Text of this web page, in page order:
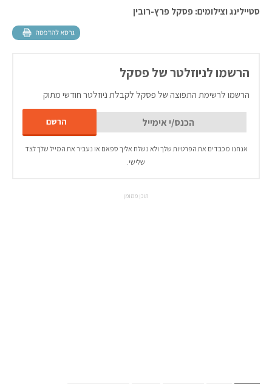
סטיילינג וצילומים: פסקל פרץ-רובין
הרשמו לניוזלטר של פסקל
הרשמו לרשימת התפוצה של פסקל לקבלת ניוזלטר חודשי מתוק
אנחנו מכבדים את הפרטיות שלך ולא נשלח אליך ספאם או נעביר את המייל שלך לצד
שלישי.
תוכן ממומן